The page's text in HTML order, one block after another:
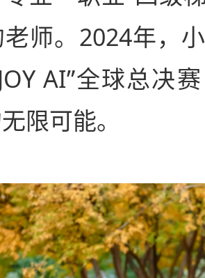
师。2024年，
AI”全球总决
限可能。